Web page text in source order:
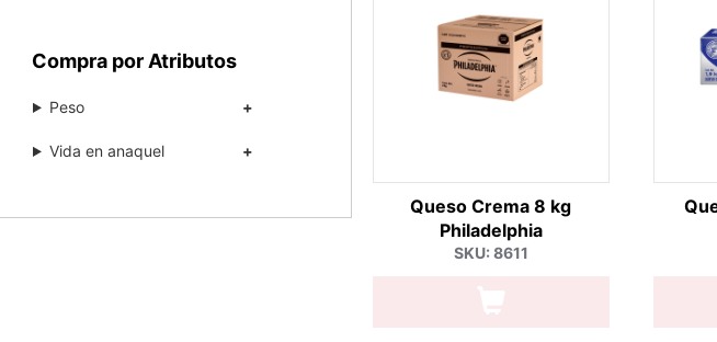
Compra por Atributos
Peso
Vida en anaquel
Queso Crema 8 kg
Philadelphia
SKU: 8611